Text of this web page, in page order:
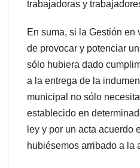
trabajadoras y
En suma, si la Gestión en
de provocar y potenciar
sólo hubiera dado
a la entrega de la
municipal no sólo
establecido en
ley y por un acta acuerdo
hubiésemos arribado a la